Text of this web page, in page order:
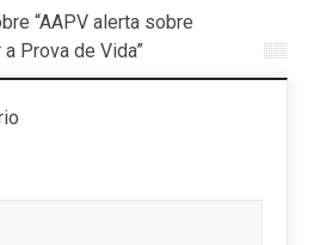
“AAPV alerta sobre
Prova de Vida”